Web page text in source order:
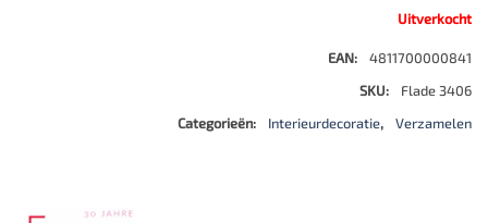
Uitverkocht
EAN:
4811700000841
SKU:
Flade 3406
Categorieën:
Interieurdecoratie, Verzamelen